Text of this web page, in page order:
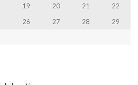
19 20 21
22
26 27 28
29